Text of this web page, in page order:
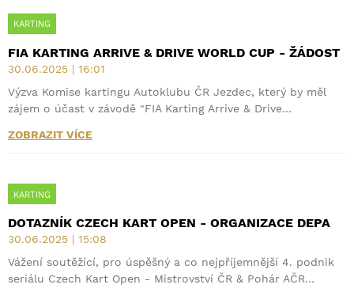
KARTING
FIA KARTING ARRIVE & DRIVE WORLD CUP - ŽÁDOST
30.06.2025 | 16:01
Výzva Komise kartingu Autoklubu ČR Jezdec, který by měl
zájem o účast v závodě "FIA Karting Arrive & Drive…
ZOBRAZIT VÍCE
KARTING
DOTAZNÍK CZECH KART OPEN - ORGANIZACE DEPA
30.06.2025 | 15:08
Vážení soutěžící, pro úspěšný a co nejpříjemnější 4. podnik
seriálu Czech Kart Open - Mistrovství ČR & Pohár AČR…